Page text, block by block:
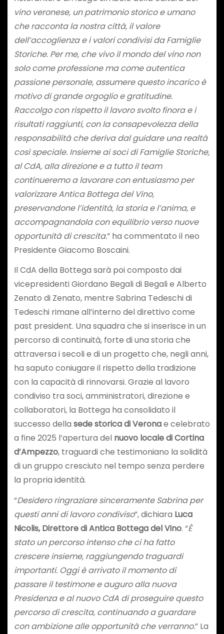
vino veronese, un patrimonio storico e umano
che racconta la nostra città, il valore
dell’accoglienza e i valori condivisi da Famiglie
Storiche. Per me, che vivo il mondo del vino non
solo come professione ma come autentica
passione personale, assumere questo incarico è
motivo di grande orgoglio e gratitudine.
Raccolgo con rispetto il lavoro svolto finora e i
risultati raggiunti, con la consapevolezza della
responsabilità che deriva dal guidare una realtà
così speciale. Insieme ai soci di Famiglie Storiche,
al CdA, alla direzione e a tutto il team
continueremo a lavorare con entusiasmo per
valorizzare Antica Bottega del Vino,
preservandone l’identità, la storia e l’anima, e
accompagnandola con equilibrio verso nuove
opportunità di crescita.” ha commentato il neo
Presidente Giacomo Boscaini.
Il CdA della Bottega sarà poi composto dai
vicepresidenti Giordano Begali di Begali e Alberto
Zenato di Zenato, mentre Sabrina Tedeschi di
Tedeschi rimane all’interno del direttivo come
past president. Una squadra che si inserisce in un
percorso di continuità, forte di una storia che
attraversa i secoli e di un progetto che, negli anni,
ha saputo coniugare il rispetto della tradizione
con la capacità di rinnovarsi. Grazie al lavoro
condiviso tra soci, amministratori, direzione e
collaboratori, la Bottega ha consolidato il
successo della sede storica di Veronae celebrato
a fine 2025 l’apertura del nuovo locale di Cortina
d’Ampezzo, traguardi che testimoniano la solidità
di un gruppo cresciuto nel tempo senza perdere
la propria identità.
“Desidero ringraziare sinceramente Sabrina per
questi anni di lavoro condiviso”, dichiara Luca
Nicolis, Direttore di Antica Bottega del Vino. “È
stato un percorso intenso che ci ha fatto
crescere insieme, raggiungendo traguardi
importanti. Oggi è arrivato il momento di
passare il testimone e auguro alla nuova
Presidenza e al nuovo CdA di proseguire questo
percorso di crescita, continuando a guardare
con ambizione alle opportunità che verranno.” La